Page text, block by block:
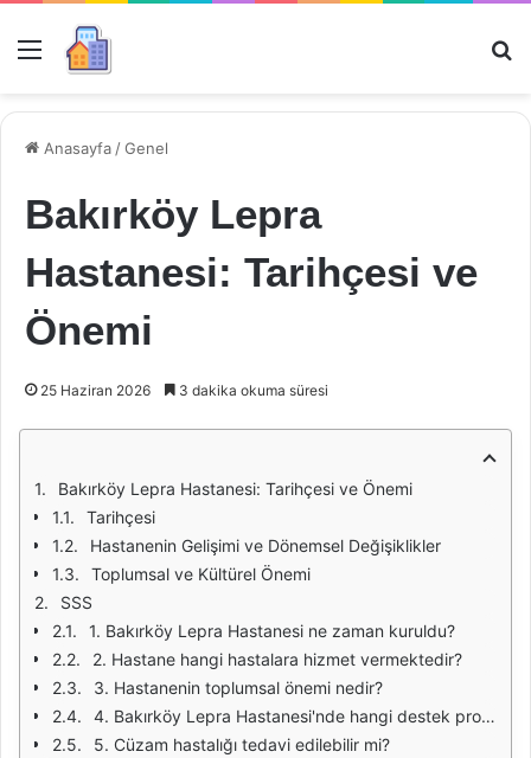
Menü
Anasayfa /Genel
Bakırköy Lepra
Hastanesi: Tarihçesi ve
Önemi
25 Haziran 2026 3 dakika okuma süresi
Bakırköy Lepra Hastanesi: Tarihçesi ve Önemi
Tarihçesi
Hastanenin Gelişimi ve Dönemsel Değişiklikler
Toplumsal ve Kültürel Önemi
SSS
1. Bakırköy Lepra Hastanesi ne zaman kuruldu?
2. Hastane hangi hastalara hizmet vermektedir?
3. Hastanenin toplumsal önemi nedir?
4. Bakırköy Lepra Hastanesi'nde hangi destek programları bulunmaktadır?
5. Cüzam hastalığı tedavi edilebilir mi?